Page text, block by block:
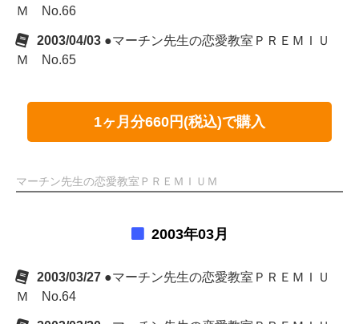
Ｍ No.66
2003/04/03 ●マーチン先生の恋愛教室ＰＲＥＭＩＵ
Ｍ No.65
1ヶ月分660円(税込)で購入
マーチン先生の恋愛教室ＰＲＥＭＩＵＭ
2003年03月
2003/03/27 ●マーチン先生の恋愛教室ＰＲＥＭＩＵ
Ｍ No.64